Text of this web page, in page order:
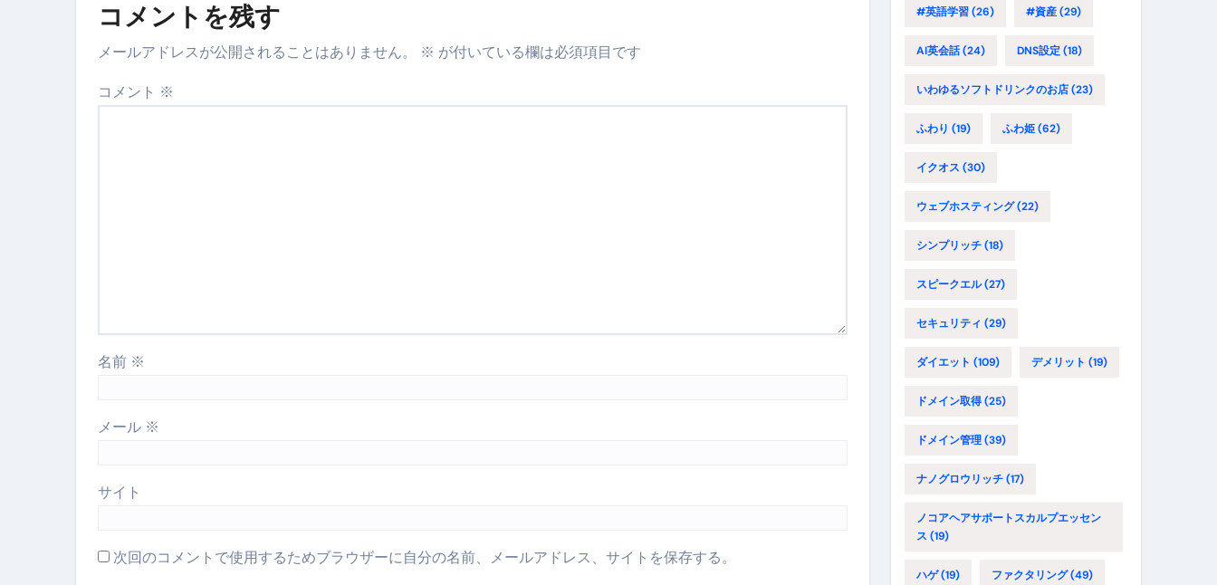
コメントを残す
メールアドレスが公開されることはありません。 ※ が付いている欄は必須項目です
コメント ※
名前 ※
メール ※
サイト
次回のコメントで使用するためブラウザーに自分の名前、メールアドレス、サイトを保存する。
#英語学習(26) #資産(29)
AI英会話(24) DNS設定(18)
いわゆるソフトドリンクのお店(23)
ふわり (19) ふわ姫(62)
イクオス (30)
ウェブホスティング(22)
シンプリッチ(18)
スピークエル(27)
セキュリティ (29)
ダイエット (109) デメリット (19)
ドメイン取得(25)
ドメイン管理(39)
ナノグロウリッチ(17)
ノコアヘアサポートスカルプエッセン
ス (19)
ハゲ(19) ファクタリング(49)